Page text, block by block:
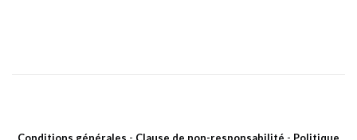
Conditions générales - Clause de non-responsabilité - Politique